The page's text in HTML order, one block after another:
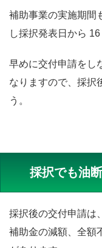
補助事業の実施期間
し採択発表日から
早めに交付申請をし
なりますので、採択
う。
採択でも油
採択後の交付申請は
補助金の減額、全額